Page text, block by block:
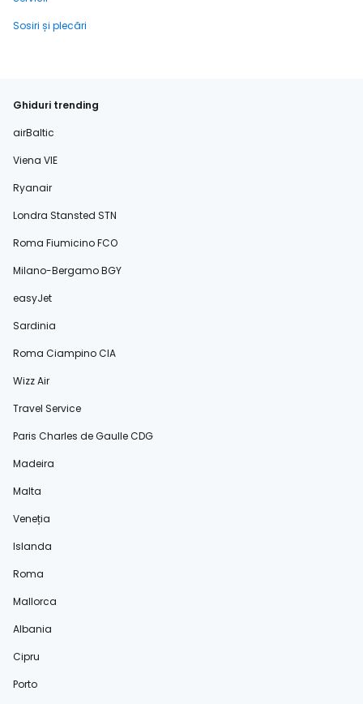
Sosiri și plecări
Ghiduri trending
airBaltic
Viena VIE
Ryanair
Londra Stansted STN
Roma Fiumicino FCO
Milano-Bergamo BGY
easyJet
Sardinia
Roma Ciampino CIA
Wizz Air
Travel Service
Paris Charles de Gaulle CDG
Madeira
Malta
Veneția
Islanda
Roma
Mallorca
Albania
Cipru
Porto